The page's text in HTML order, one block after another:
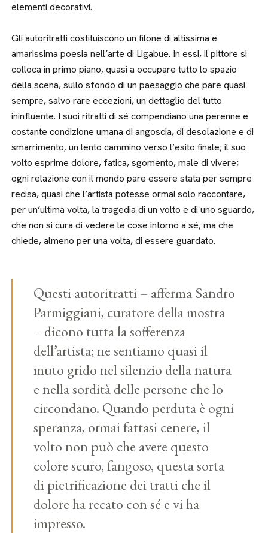
elementi decorativi.
Gli autoritratti costituiscono un filone di altissima e
amarissima poesia nell’arte di Ligabue. In essi, il pittore si
colloca in primo piano, quasi a occupare tutto lo spazio
della scena, sullo sfondo di un paesaggio che pare quasi
sempre, salvo rare eccezioni, un dettaglio del tutto
ininfluente. I suoi ritratti di sé compendiano una perenne e
costante condizione umana di angoscia, di desolazione e di
smarrimento, un lento cammino verso l’esito finale; il suo
volto esprime dolore, fatica, sgomento, male di vivere;
ogni relazione con il mondo pare essere stata per sempre
recisa, quasi che l’artista potesse ormai solo raccontare,
per un’ultima volta, la tragedia di un volto e di uno sguardo,
che non si cura di vedere le cose intorno a sé, ma che
chiede, almeno per una volta, di essere guardato.
Questi autoritratti – afferma Sandro
Parmiggiani, curatore della mostra
– dicono tutta la sofferenza
dell’artista; ne sentiamo quasi il
muto grido nel silenzio della natura
e nella sordità delle persone che lo
circondano. Quando perduta è ogni
speranza, ormai fattasi cenere, il
volto non può che avere questo
colore scuro, fangoso, questa sorta
di pietrificazione dei tratti che il
dolore ha recato con sé e vi ha
impresso.